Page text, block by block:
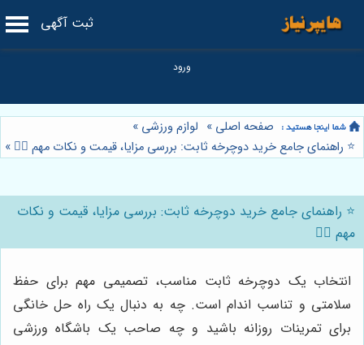
ثبت آگهی
صفحه اصلی » لوازم ورزشی »
⭐️ راهنمای جامع خرید دوچرخه ثابت: بررسی مزایا، قیمت و نکات مهم 🚴‍♀️ »
⭐️ راهنمای جامع خرید دوچرخه ثابت: بررسی مزایا، قیمت و نکات
مهم 🚴‍♀️
انتخاب یک دوچرخه ثابت مناسب، تصمیمی مهم برای حفظ
سلامتی و تناسب اندام است. چه به دنبال یک راه حل خانگی
برای تمرینات روزانه باشید و چه صاحب یک باشگاه ورزشی